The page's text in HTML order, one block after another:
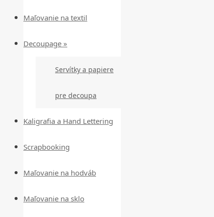
Maľovanie na textil
Decoupage »
Servítky a papiere
pre decoupa
Kaligrafia a Hand Lettering
Scrapbooking
Maľovanie na hodváb
Maľovanie na sklo